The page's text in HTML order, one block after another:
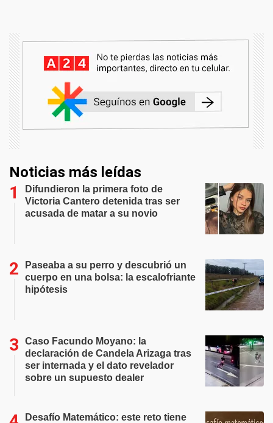
Noticias más leídas
Difundieron la primera foto de
Victoria Cantero detenida tras ser
acusada de matar a su novio
Paseaba a su perro y descubrió un
cuerpo en una bolsa: la escalofriante
hipótesis
Caso Facundo Moyano: la
declaración de Candela Arizaga tras
ser internada y el dato revelador
sobre un supuesto dealer
Desafío Matemático: este reto tiene